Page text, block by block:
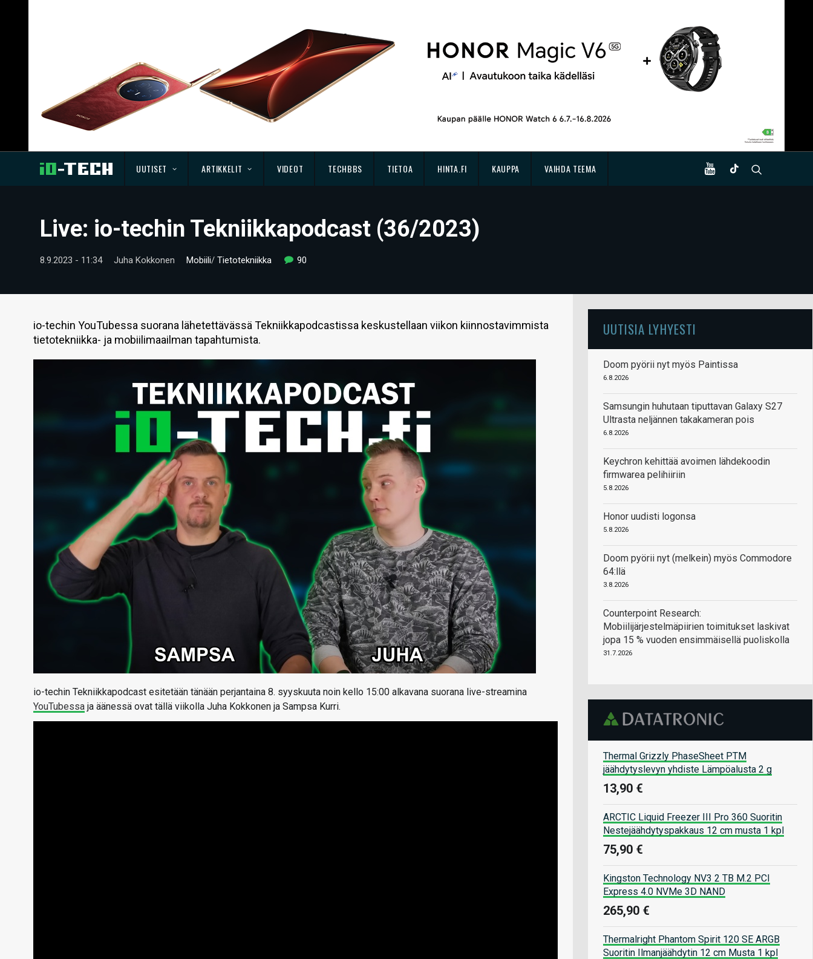
UUTISET ARTIKKELIT VIDEOT TECHBBS TIETOA HINTA.FI KAUPPA VAIHDA TEEMA
Live: io-techin Tekniikkapodcast (36/2023)
8.9.2023 - 11:34 Juha Kokkonen Mobiili/ Tietotekniikka 90
io-techin YouTubessa suorana lähetettävässä Tekniikkapodcastissa keskustellaan viikon kiinnostavimmista
tietotekniikka- ja mobiilimaailman tapahtumista.
io-techin Tekniikkapodcast esitetään tänään perjantaina 8. syyskuuta noin kello 15:00 alkavana suorana live-streamina
YouTubessa ja äänessä ovat tällä viikolla Juha Kokkonen ja Sampsa Kurri.
UUTISIA LYHYESTI
Doom pyörii nyt myös Paintissa
6.8.2026
Samsungin huhutaan tiputtavan Galaxy S27
Ultrasta neljännen takakameran pois
6.8.2026
Keychron kehittää avoimen lähdekoodin
firmwarea pelihiiriin
5.8.2026
Honor uudisti logonsa
5.8.2026
Doom pyörii nyt (melkein) myös Commodore
64:llä
3.8.2026
Counterpoint Research:
Mobiilijärjestelmäpiirien toimitukset laskivat
jopa 15 % vuoden ensimmäisellä puoliskolla
31.7.2026
Thermal Grizzly PhaseSheet PTM
jäähdytyslevyn yhdiste Lämpöalusta 2 g
13,90 €
ARCTIC Liquid Freezer III Pro 360 Suoritin
Nestejäähdytyspakkaus 12 cm musta 1 kpl
75,90 €
Kingston Technology NV3 2 TB M.2 PCI
Express 4.0 NVMe 3D NAND
265,90 €
Thermalright Phantom Spirit 120 SE ARGB
Suoritin Ilmanjäähdytin 12 cm Musta 1 kpl